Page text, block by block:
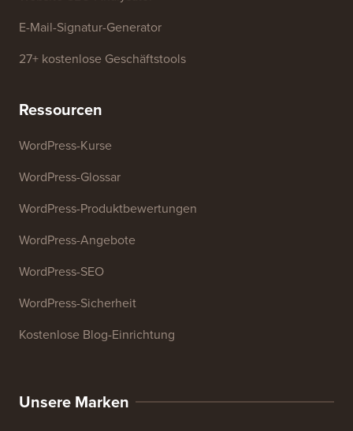
WordPress-Theme-Detektor
SEO-Keyword-Generator
Website-SEO-Analysator
E-Mail-Signatur-Generator
27+ kostenlose Geschäftstools
Ressourcen
WordPress-Kurse
WordPress-Glossar
WordPress-Produktbewertungen
WordPress-SEO